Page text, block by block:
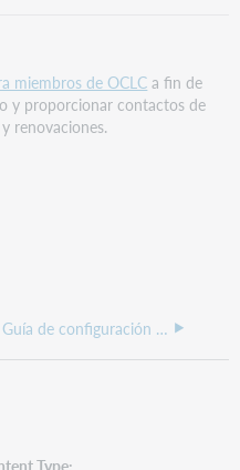
miembros de OCLC a fin de
y proporcionar contactos de
renovaciones.
Guía de configuración de servicios de OCLC
Type